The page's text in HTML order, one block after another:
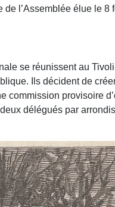
l’Assemblée élue le 8
se réunissent au
Ils décident de
commission provisoire
délégués par